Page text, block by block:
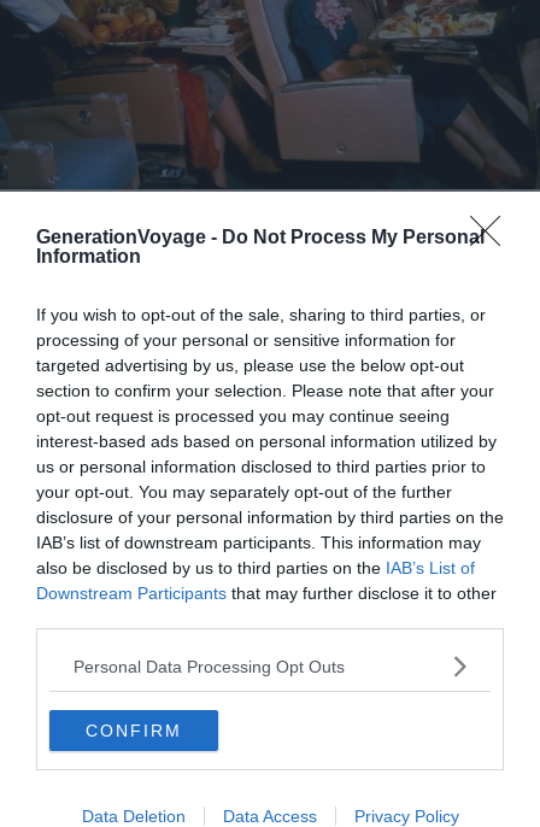
GenerationVoyage - Do Not Process My Personal
Information
If you wish to opt-out of the sale, sharing to third parties, or
processing of your personal or sensitive information for
targeted advertising by us, please use the below opt-out
section to confirm your selection. Please note that after your
opt-out request is processed you may continue seeing
interest-based ads based on personal information utilized by
us or personal information disclosed to third parties prior to
your opt-out. You may separately opt-out of the further
disclosure of your personal information by third parties on the
IAB’s list of downstream participants. This information may
also be disclosed by us to third parties on the IAB’s List of
Downstream Participants that may further disclose it to other
Personal Data Processing Opt Outs
CONFIRM
Data Deletion Data Access Privacy Policy
Crédit photo: SAS MUSEET
Crédit photo: SAS MUSEET